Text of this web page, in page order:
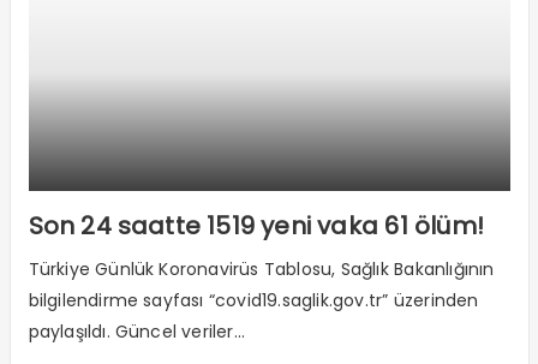
Son 24 saatte 1519 yeni vaka 61 ölüm!
Türkiye Günlük Koronavirüs Tablosu, Sağlık Bakanlığının
bilgilendirme sayfası “covid19.saglik.gov.tr” üzerinden
paylaşıldı. Güncel veriler...